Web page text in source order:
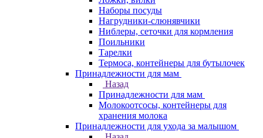
Наборы посуды
Нагрудники-слюнявчики
Ниблеры, сеточки для кормления
Поильники
Тарелки
Термоса, контейнеры для бутылочек
Принадлежности для мам
Назад
Принадлежности для мам
Молокоотсосы, контейнеры для
хранения молока
Принадлежности для ухода за малышом